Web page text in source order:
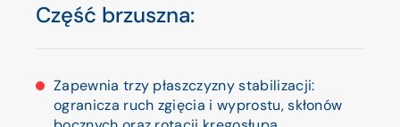
Część brzuszna:
Zapewnia trzy płaszczyzny stabilizacji:
ogranicza ruch zgięcia i wyprostu, skłonów